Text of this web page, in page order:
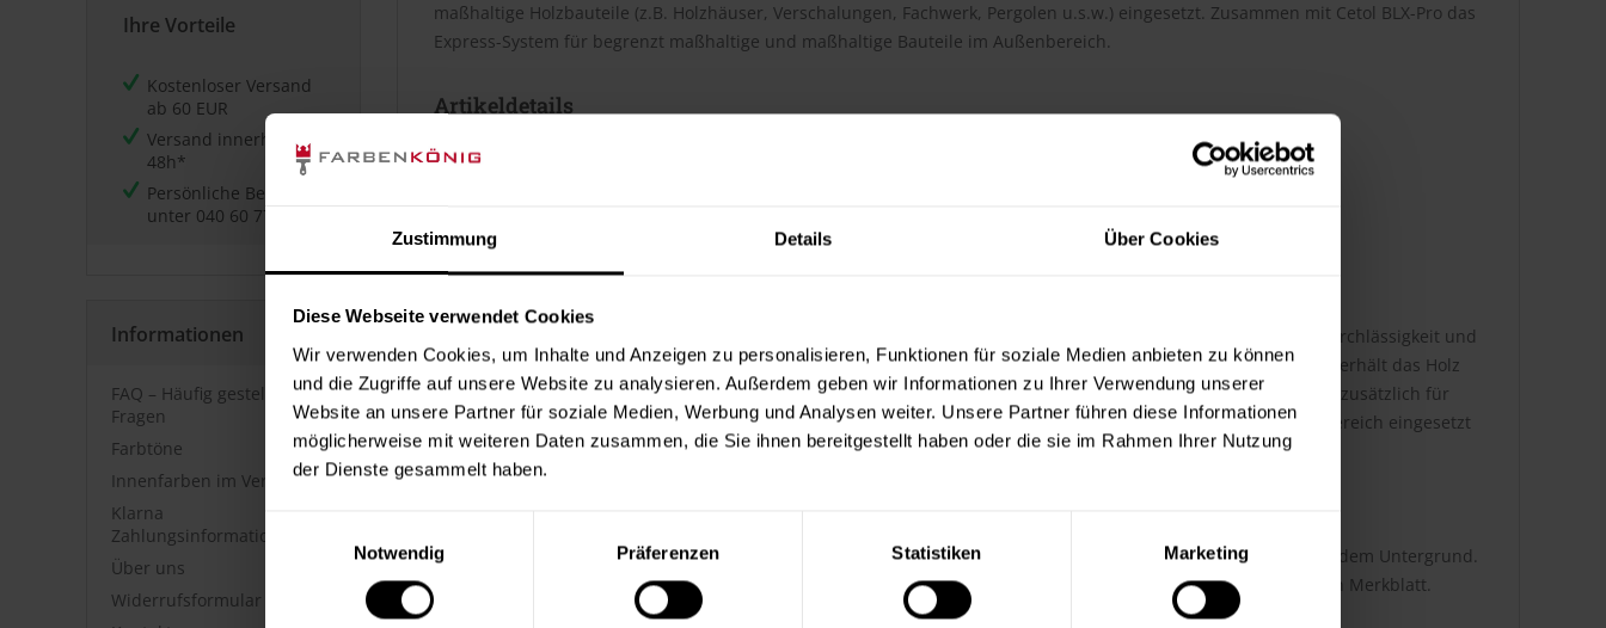
Zustimmung Details Über Cookies
Diese Webseite verwendet Cookies
Wir verwenden Cookies, um Inhalte und Anzeigen zu personalisieren, Funktionen für soziale Medien anbieten zu können
und die Zugriffe auf unsere Website zu analysieren. Außerdem geben wir Informationen zu Ihrer Verwendung unserer
Website an unsere Partner für soziale Medien, Werbung und Analysen weiter. Unsere Partner führen diese Informationen
möglicherweise mit weiteren Daten zusammen, die Sie ihnen bereitgestellt haben oder die sie im Rahmen Ihrer Nutzung
der Dienste gesammelt haben.
Notwendig
Präferenzen Statistiken Marketing
Ihre Vorteile
Kostenloser Versand
ab 60 EUR
Versand innerhalb von
48h*
Persönliche Beratung
unter 040 60 77 65 23
Informationen
FAQ – Häufig gestellte
Fragen
Farbtöne
Innenfarben im Vergleich
Klarna
Zahlungsinformationen
Über uns
Widerrufsformular
maßhaltige Holzbauteile (z.B. Holzhäuser, Verschalungen, Fachwerk, Pergolen u.s.w.) eingesetzt. Zusammen mit Cetol BLX-Pro das
Express-System für begrenzt maßhaltige und maßhaltige Bauteile im Außenbereich.
Artikeldetails
dauerhafter Glanz
geruchsarm
Wasserverdünnbar, geruchsneutral, hohe Witterungsbeständigkeit, schnelltrocknend. Die hohe Wasserdampfdurchlässigkeit und
die Wasser abweisende Wirkung verhindern Blasenbildung und Abblättern der Beschichtung. Cetol BLX-Pro Top erhält das Holz
riss frei und formstabil, sofern alle konstruktiven Voraussetzungen erfüllt sind. Die Stay-Clean Technologie sorgt zusätzlich für
eine bessere Widerstandkraft gegen jahrelange Aufnahme von Schmutz. Cetol BLX-Pro Top darf nicht im Innenbereich eingesetzt
werden. Anmerkung: Fenster und Außentüren  auch deren Innenseiten  gehören nicht zu Innenräumen.
Verbrauch
Die Reichweite beträgt laut Hersteller ca. 13 m²/Liter. Der Verbrauch ist dabei abhängig von der Auftragsart und dem Untergrund.
Bei diesen Verbrauchszahlen handelt es sich um Richtwerte. Weitere Infos entnehmen Sie bitte dem technischen Merkblatt.